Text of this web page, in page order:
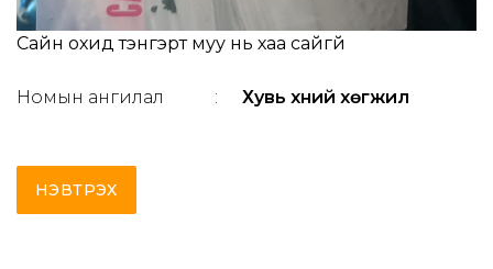
Сайн охид тэнгэрт муу нь хаа сайгүй
Номын ангилал : Хувь хүний хөгжил
НЭВТРЭХ